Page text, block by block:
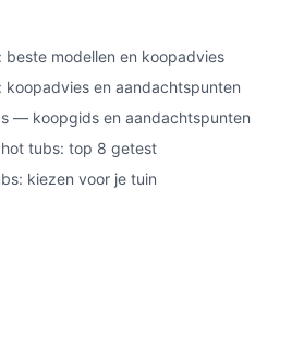
verwachtingen qua opstelling en
/ intensief gebruik /
model geschikt als je ruimte
intensief of dagelijk gebruik:
en onderhoudsinstructies en
modellen en koopadvies
koopadvies en aandachtspunten
— koopgids en aandachtspunten
tubs: top 8 getest
kiezen voor je tuin